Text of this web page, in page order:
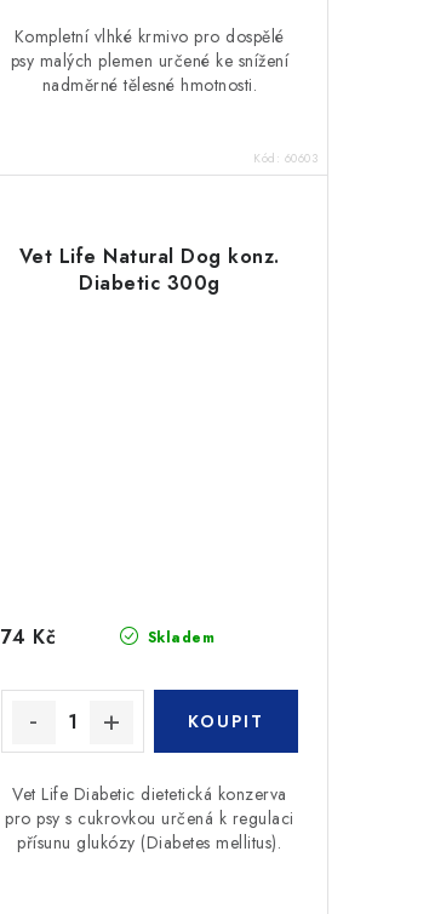
Kompletní vlhké krmivo pro dospělé
psy malých plemen určené ke snížení
nadměrné tělesné hmotnosti.
Kód: 60603
Vet Life Natural Dog konz.
Diabetic 300g
Skladem
74 Kč
Vet Life Diabetic dietetická konzerva
pro psy s cukrovkou určená k regulaci
přísunu glukózy (Diabetes mellitus).